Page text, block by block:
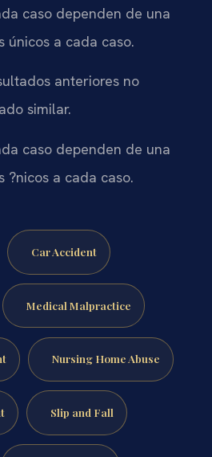
caso dependen de una
a cada caso.
anteriores no
similar.
caso dependen de una
a cada caso.
Car Accident
Medical Malpractice
Nursing Home Abuse
Slip and Fall